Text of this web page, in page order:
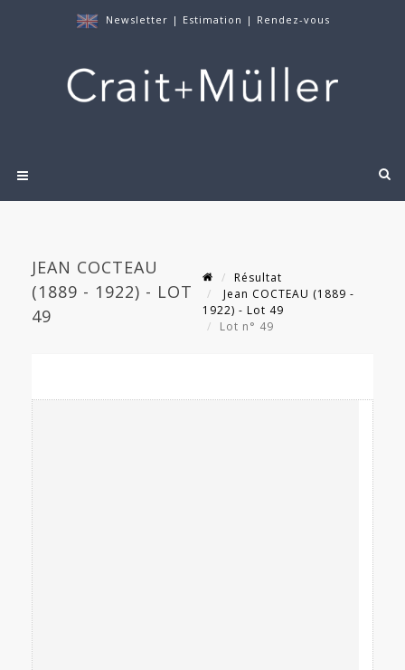
Newsletter | Estimation | Rendez-vous
JEAN COCTEAU
(1889 - 1922) - LOT
49
Résultat
Jean COCTEAU (1889 -
1922) - Lot 49
Lot n° 49